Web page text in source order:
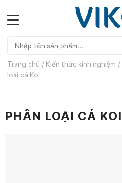
content
Trang chủ / Kiến thức kinh nghiệm /
loại cá Koi
PHÂN LOẠI CÁ KOI